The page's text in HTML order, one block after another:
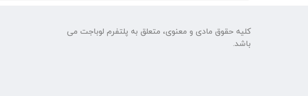
کلیه حقوق مادی و معنوی، متعلق به پلتفرم لوباجت می
باشد.